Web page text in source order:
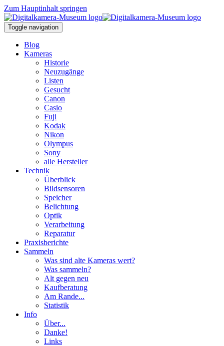
Zum Hauptinhalt springen
Toggle navigation
Blog
Kameras
Historie
Neuzugänge
Listen
Gesucht
Canon
Casio
Fuji
Kodak
Nikon
Olympus
Sony
alle Hersteller
Technik
Überblick
Bildsensoren
Speicher
Belichtung
Optik
Verarbeitung
Reparatur
Praxisberichte
Sammeln
Was sind alte Kameras wert?
Was sammeln?
Alt gegen neu
Kaufberatung
Am Rande...
Statistik
Info
Über...
Danke!
Links